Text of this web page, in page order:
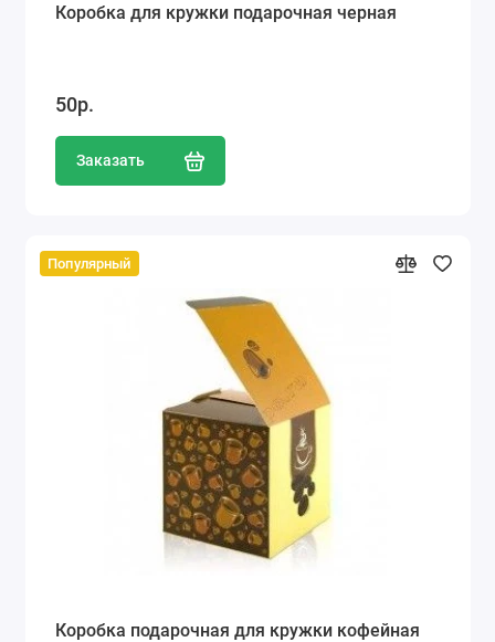
Коробка для кружки подарочная черная
50р.
Заказать
Популярный
Коробка подарочная для кружки кофейная